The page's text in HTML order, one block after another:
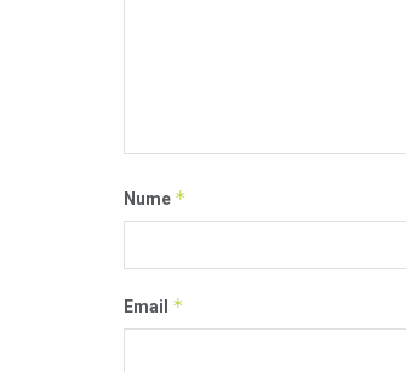
Nume *
Email *